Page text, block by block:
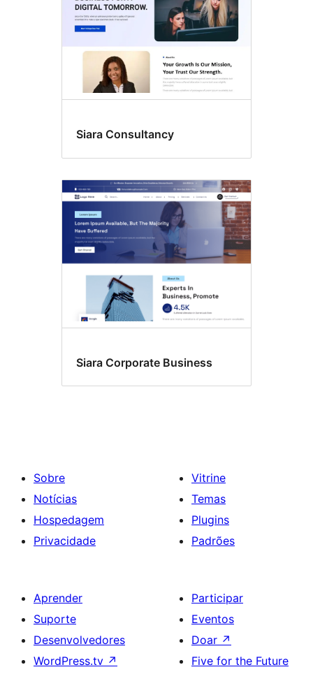
Siara Consultancy
Siara Corporate Business
Sobre
Notícias
Hospedagem
Privacidade
Vitrine
Temas
Plugins
Padrões
Aprender
Suporte
Desenvolvedores
WordPress.tv ↗
Participar
Eventos
Doar ↗
Five for the Future